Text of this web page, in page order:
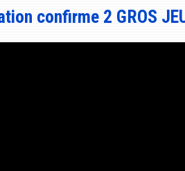
confirme 2 GROS